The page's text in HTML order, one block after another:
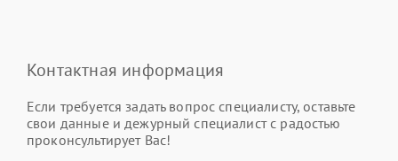
Контактная информация
Если требуется задать вопрос специалисту, оставьте
свои данные и дежурный специалист с радостью
проконсультирует Вас!